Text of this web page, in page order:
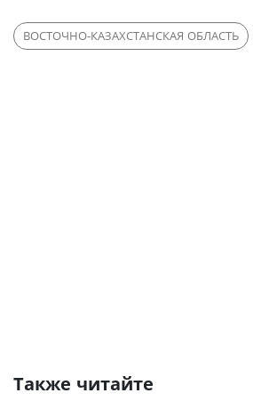
ВОСТОЧНО-КАЗАХСТАНСКАЯ ОБЛАСТЬ
Также читайте